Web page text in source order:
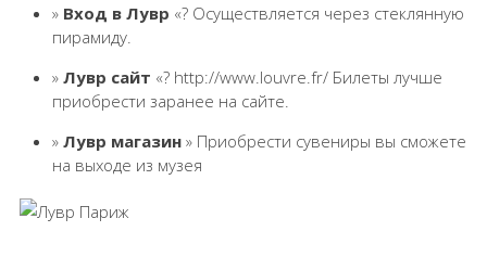
» Вход в Лувр «? Осуществляется через стеклянную
пирамиду.
» Лувр сайт «? http://www.louvre.fr/ Билеты лучше
приобрести заранее на сайте.
» Лувр магазин» Приобрести сувениры вы сможете
на выходе из музея